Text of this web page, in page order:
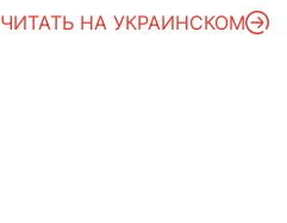
Архив проектов
ЧИТАТЬ НА УКРАИНСКОМ